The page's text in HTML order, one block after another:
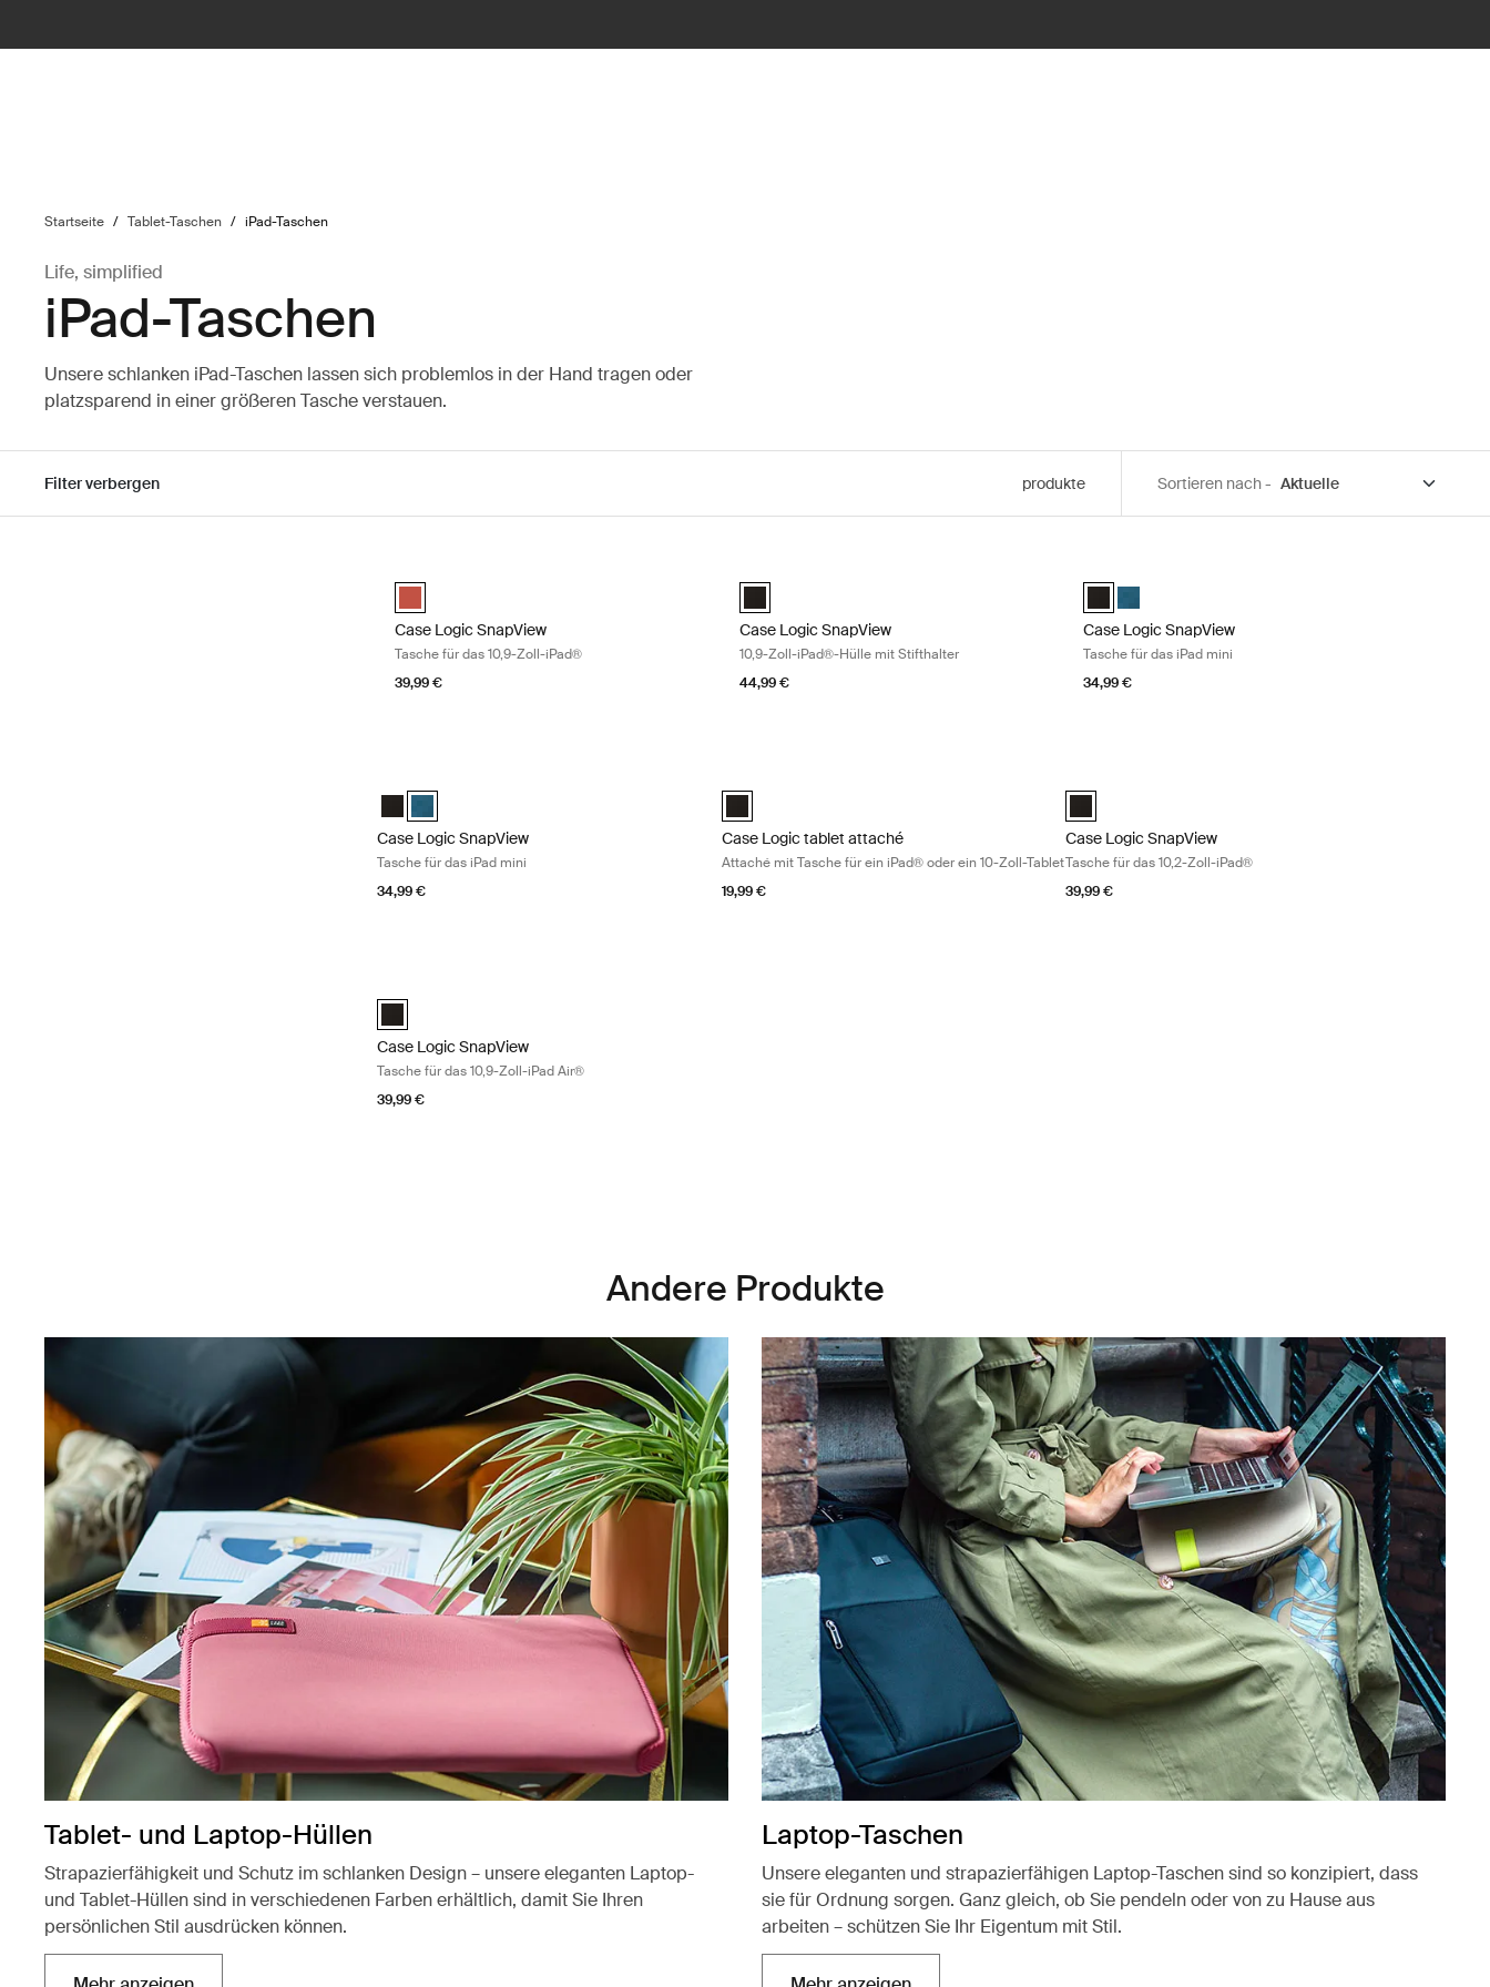
Startseite / Tablet-Taschen / iPad-Taschen
Life, simplified
iPad-Taschen
Unsere schlanken iPad-Taschen lassen sich problemlos in der Hand tragen oder
platzsparend in einer größeren Tasche verstauen.
Filter verbergen produkte Sortieren nach -
Case Logic SnapView 10.9" iPad Case Sienna Red (selected)
Case Logic SnapView
Tasche für das 10,9-Zoll-iPad®
39,99 €
Case Logic SnapView 10.9" iPad Case Schwarz (selected)
Case Logic SnapView
10,9-Zoll-iPad®-Hülle mit Stifthalter
44,99 €
Case Logic Snapview Case for iPad Mini® 6 Schwarz
Case Logic Snapview Case for iPad Mini® 6 Midnight
Case Logic SnapView
Tasche für das iPad mini
34,99 €
Case Logic Snapview Case for iPad Mini® 6 Schwarz
Case Logic Snapview Case for iPad Mini® 6 Midnight (selected)
Case Logic SnapView
Tasche für das iPad mini
34,99 €
Case Logic iPad 10" Tablet Attaché with Pocket Schwarz (selected)
Case Logic tablet attaché
Attaché mit Tasche für ein iPad® oder ein 10-Zoll-Tablet
19,99 €
Case Logic SnapView Case for iPad® 10.2" Schwarz
Case Logic SnapView
Tasche für das 10,2-Zoll-iPad®
39,99 €
Case Logic SnapView Case for 10.9" iPad Air® Schwarz (selected)
Case Logic SnapView
Tasche für das 10,9-Zoll-iPad Air®
39,99 €
Andere Produkte
Tablet- und Laptop-Hüllen
Strapazierfähigkeit und Schutz im schlanken Design – unsere eleganten Laptop-
und Tablet-Hüllen sind in verschiedenen Farben erhältlich, damit Sie Ihren
persönlichen Stil ausdrücken können.
Laptop-Taschen
Unsere eleganten und strapazierfähigen Laptop-Taschen sind so konzipiert, dass
sie für Ordnung sorgen. Ganz gleich, ob Sie pendeln oder von zu Hause aus
arbeiten – schützen Sie Ihr Eigentum mit Stil.